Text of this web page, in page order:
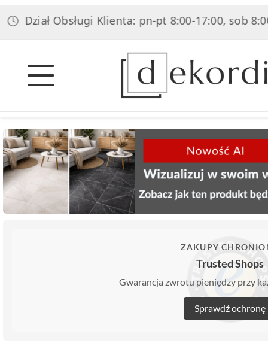
Obsługi Klienta: pn-pt 8:00-17:00, sob 8:00-
ZAKUPY
Trusted Shops
Gwarancja zwrotu pieniędzy przy
Sprawdź ochronę